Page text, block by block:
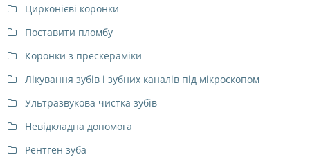
Цирконієві коронки
Поставити пломбу
Коронки з прескераміки
Лікування зубів і зубних каналів під мікроскопом
Ультразвукова чистка зубів
Невідкладна допомога
Рентген зуба